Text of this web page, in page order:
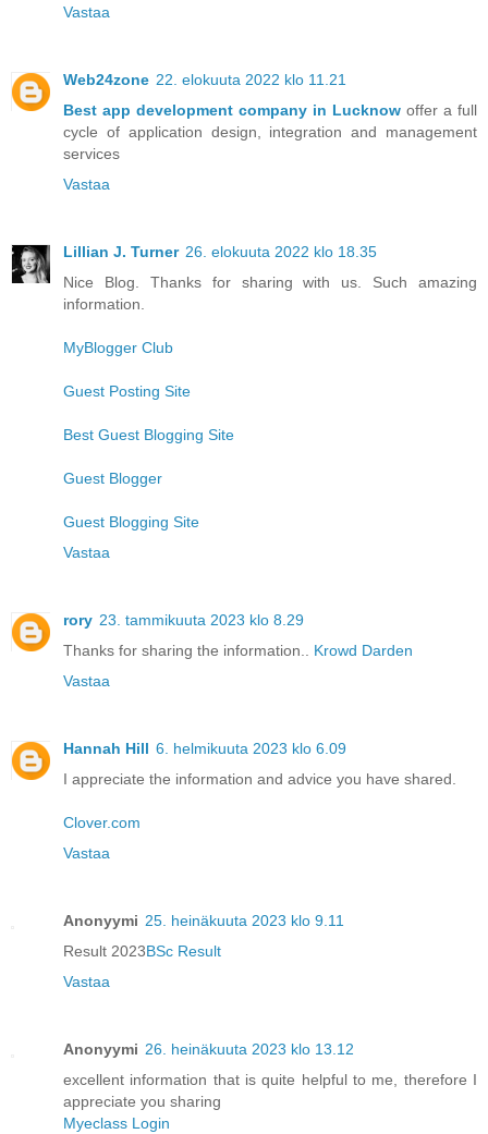
Vastaa
Web24zone 22. elokuuta 2022 klo 11.21
Best app development company in Lucknow offer a full
cycle of application design, integration and management
services
Vastaa
Lillian J. Turner 26. elokuuta 2022 klo 18.35
Nice Blog. Thanks for sharing with us. Such amazing
information.
MyBlogger Club
Guest Posting Site
Best Guest Blogging Site
Guest Blogger
Guest Blogging Site
Vastaa
rory 23. tammikuuta 2023 klo 8.29
Thanks for sharing the information.. Krowd Darden
Vastaa
Hannah Hill 6. helmikuuta 2023 klo 6.09
I appreciate the information and advice you have shared.
Clover.com
Vastaa
Anonyymi 25. heinäkuuta 2023 klo 9.11
Result 2023BSc Result
Vastaa
Anonyymi 26. heinäkuuta 2023 klo 13.12
excellent information that is quite helpful to me, therefore I
appreciate you sharing
Myeclass Login